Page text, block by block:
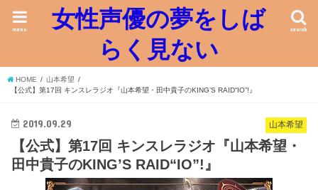
女性声優の夢をしば
らく見ない
search
menu
HOME
山本希望
【公式】第17回 キンスレラジオ『山本希望・田中貴子のKING’S RAID“IO”!』
山本希望
2019.09.29
【公式】第17回 キンスレラジオ『山本希望・
田中貴子のKING’S RAID“IO”!』